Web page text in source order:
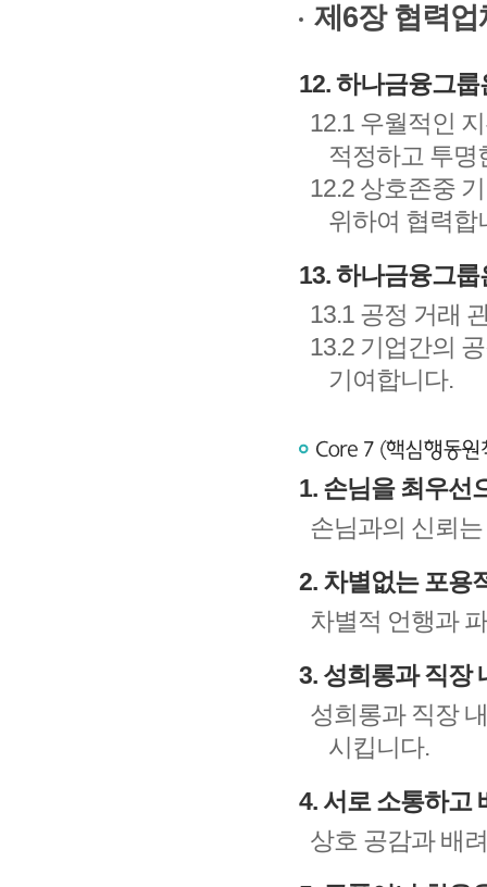
제6장 협력
12. 하나금융그
12.1 우월적인
적정하고 투명
12.2 상호존중
위하여 협력합
13. 하나금융그
13.1 공정 거래
13.2 기업간의
기여합니다.
1. 손님을 최우선
손님과의 신뢰
2. 차별없는 포용
차별적 언행과
3. 성희롱과 직장
성희롱과 직장
시킵니다.
4. 서로 소통하고
상호 공감과 배